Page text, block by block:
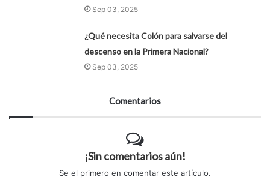
Sep 03, 2025
¿Qué necesita Colón para salvarse del
descenso en la Primera Nacional?
Sep 03, 2025
Comentarios
¡Sin comentarios aún!
Se el primero en comentar este artículo.